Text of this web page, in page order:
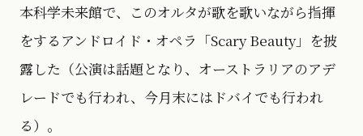
本科学未来館で、このオルタが歌を歌いながら指揮
をするアンドロイド・オペラ「Scary Beauty」を披
露した（公演は話題となり、オーストラリアのアデ
レードでも行われ、今月末にはドバイでも行われ
る）。